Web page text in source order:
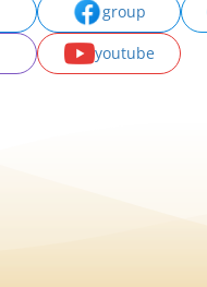
group
youtube